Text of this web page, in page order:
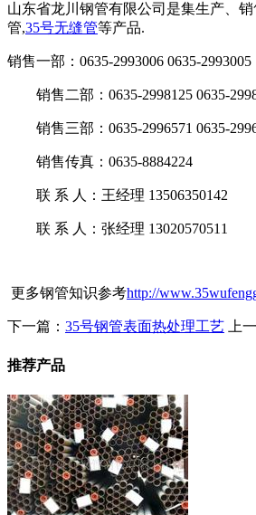
山东省龙川钢管有限公司是集生产、
管,35号无缝管等产品.
销售一部：0635-2993006 0635-2993005
销售二部：0635-2998125 0635-
销售三部：0635-2996571 0635-
销售传真：0635-8884224
联 系 人：王经理 13506350142
联 系 人：张经理 13020570511
更多钢管知识参考http://
下一篇： 35号钢管表面热处理工艺 上
推荐产品